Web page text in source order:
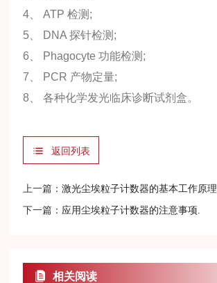
4、 ATP 检测;
5、 DNA 探针检测;
6、 Phagocyte 功能检测;
7、 PCR 产物定量;
8、 各种化学发光临床诊断试剂盒。
返回列表
上一篇：激光尘埃粒子计数器的基本工作原理
下一篇： 应用尘埃粒子计数器的注意事项.
相关阅读